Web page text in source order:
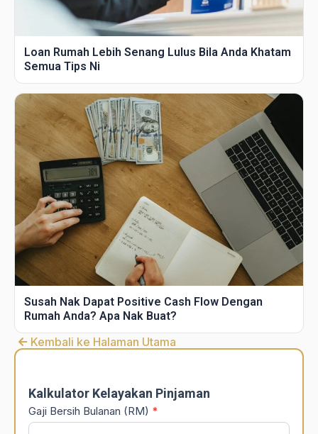
Loan Rumah Lebih Senang Lulus Bila Anda Khatam
Semua Tips Ni
Susah Nak Dapat Positive Cash Flow Dengan
Rumah Anda? Apa Nak Buat?
Kembali ke Halaman Utama
Kalkulator Kelayakan Pinjaman
Gaji Bersih Bulanan (RM) *